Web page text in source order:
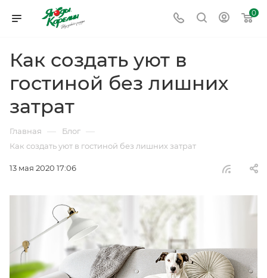
0
Как создать уют в
гостиной без лишних
затрат
Главная — Блог —
Как создать уют в гостиной без лишних затрат
13 мая 2020 17:06